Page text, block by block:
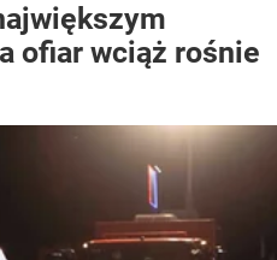
ofiar wciąż rośnie